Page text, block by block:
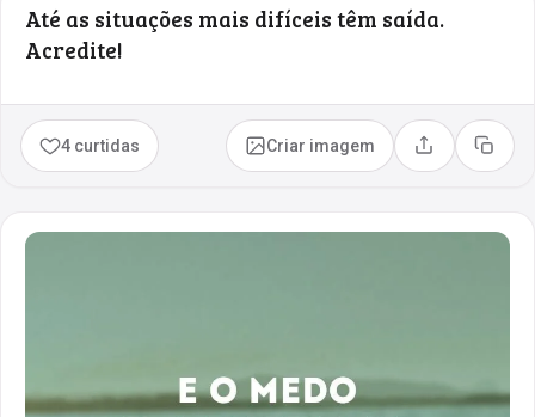
Até as situações mais difíceis têm saída.
Acredite!
4 curtidas Criar imagem Compartilhar
Copiar